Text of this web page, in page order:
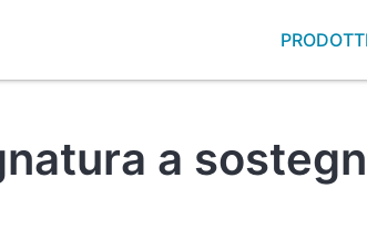
PRODOTTI
a